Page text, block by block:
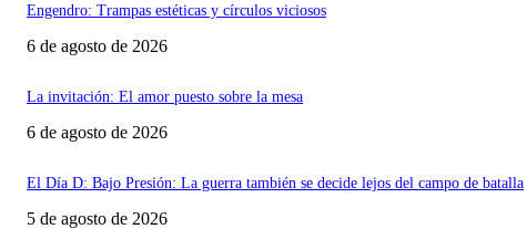
Engendro: Trampas estéticas y círculos viciosos
6 de agosto de 2026
La invitación: El amor puesto sobre la mesa
6 de agosto de 2026
El Día D: Bajo Presión: La guerra también se decide lejos del campo de batalla
5 de agosto de 2026